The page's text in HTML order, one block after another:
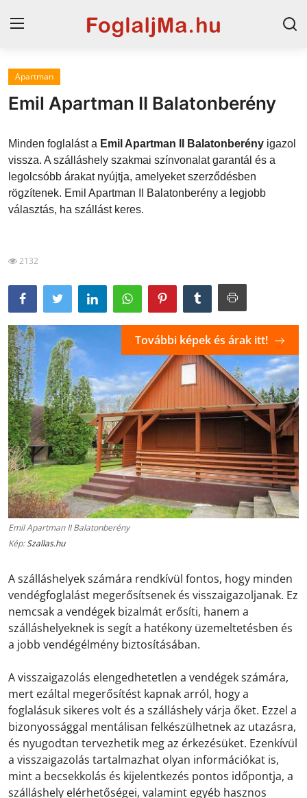
Magyarország
Horvát tengerpart
Szállások a Balatonon
Horvátország
Szállások Hajdúszoboszlón
Apartman
Emil Apartman II Balatonberény
Minden foglalást a Emil Apartman II Balatonberény igazol
vissza. A szálláshely szakmai színvonalat garantál és a
legolcsóbb árakat nyújtja, amelyeket szerződésben
rögzítenek. Emil Apartman II Balatonberény a legjobb
választás, ha szállást keres.
2132
Emil Apartman II Balatonberény
Kép:Szallas.hu
További képek és árak itt!
A szálláshelyek számára rendkívül fontos, hogy minden
vendégfoglalást megerősítsenek és visszaigazoljanak. Ez
nemcsak a vendégek bizalmát erősíti, hanem a
szálláshelyeknek is segít a hatékony üzemeltetésben és
a jobb vendégélmény biztosításában.
A visszaigazolás elengedhetetlen a vendégek számára,
mert ezáltal megerősítést kapnak arról, hogy a
foglalásuk sikeres volt és a szálláshely várja őket. Ezzel a
bizonyossággal mentálisan felkészülhetnek az utazásra,
és nyugodtan tervezhetik meg az érkezésüket. Ezenkívül
a visszaigazolás tartalmazhat olyan információkat is,
mint a becsekkolás és kijelentkezés pontos időpontja, a
szálláshely elérhetőségei, valamint egyéb hasznos